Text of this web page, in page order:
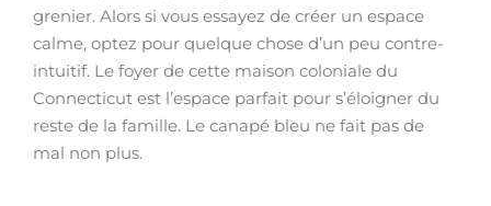
grenier. Alors si vous essayez de créer un espace
calme, optez pour quelque chose d’un peu contre-
intuitif. Le foyer de cette maison coloniale du
Connecticut est l’espace parfait pour s’éloigner du
reste de la famille. Le canapé bleu ne fait pas de
mal non plus.